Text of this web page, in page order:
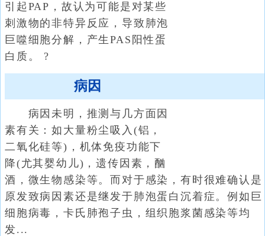
引起PAP，故认为可能是对某些
刺激物的非特异反应，导致肺泡
巨噬细胞分解，产生PAS阳性蛋
白质。 ?
病因
病因未明，推测与几方面因
素有关：如大量粉尘吸入(铝，
二氧化硅等)，机体免疫功能下
降(尤其婴幼儿)，遗传因素，酗
酒，微生物感染等。而对于感染，有时很难确认是
原发致病因素还是继发于肺泡蛋白沉着症。例如巨
细胞病毒，卡氏肺孢子虫，组织胞浆菌感染等均
发...